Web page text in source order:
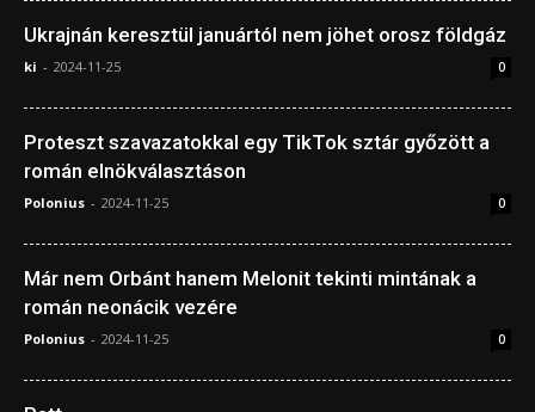
Ukrajnán keresztül januártól nem jöhet orosz földgáz
ki - 2024-11-25 0
Proteszt szavazatokkal egy TikTok sztár győzött a
román elnökválasztáson
Polonius - 2024-11-25 0
Már nem Orbánt hanem Melonit tekinti mintának a
román neonácik vezére
Polonius - 2024-11-25 0